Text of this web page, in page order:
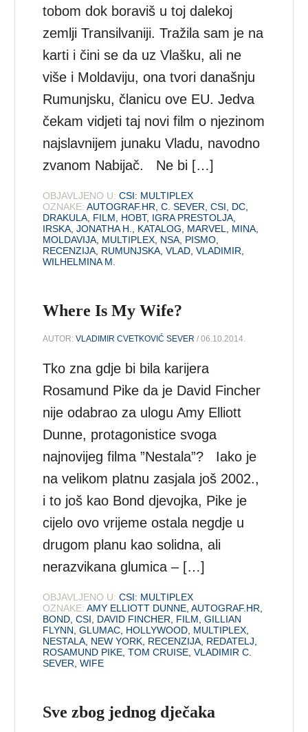
tobom dok boraviš u toj dalekoj
zemlji Transilvaniji. Tražila sam je na
karti i čini se da uz Vlašku, ali ne
više i Moldaviju, ona tvori današnju
Rumunjsku, članicu ove EU. Jedva
čekam vidjeti taj novi film o njezinom
najslavnijem junaku Vladu, navodno
zvanom Nabijač. Ne bi […]
OBJAVLJENO U: CSI: MULTIPLEX
OZNAKE: AUTOGRAF.HR ,C. SEVER ,CSI DC
DRAKULA FILM HOBT, IGRA PRESTOLJA
IRSKA ,JONATHA H. KATALOG MARVEL MINA
MOLDAVIJA MULTIPLEX NSA PISMO
RECENZIJA RUMUNJSKA ,VLAD ,VLADIMIR
WILHELMINA M.
Where Is My Wife?
AUTOR:VLADIMIR CVETKOVIĆ SEVER / 06.10.2014.
Tko zna gdje bi bila karijera
Rosamund Pike da je David Fincher
nije odabrao za ulogu Amy Elliott
Dunne, protagonistice svoga
najnovijeg filma ”Nestala”? Iako je
na velikom platnu zasjala još 2002.,
i to još kao Bond djevojka, Pike je
cijelo ovo vrijeme ostala negdje u
drugom planu kao solidna, ali
nerazvikana glumica – […]
OBJAVLJENO U: CSI: MULTIPLEX
OZNAKE: AMY ELLIOTT DUNNE ,AUTOGRAF.HR
BOND ,CSI DAVID FINCHER FILM ,GILLIAN
FLYNN ,GLUMAC HOLLYWOOD MULTIPLEX
NESTALA NEW YORK RECENZIJA REDATELJ
ROSAMUND PIKE ,TOM CRUISE ,VLADIMIR C.
SEVER ,WIFE
Sve zbog jednog dječaka